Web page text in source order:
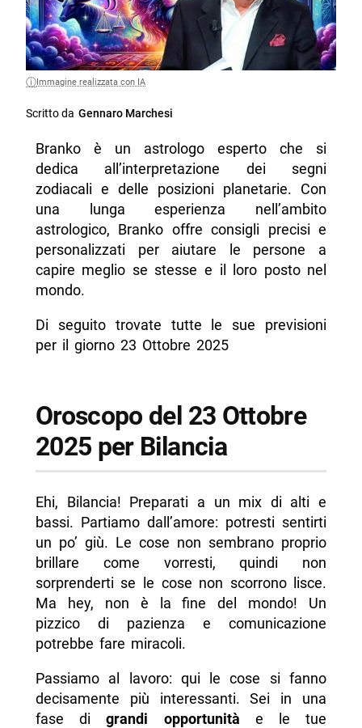
Immagine realizzata con IA
Scritto da Gennaro Marchesi
Branko è un astrologo esperto che si
dedica all’interpretazione dei segni
zodiacali e delle posizioni planetarie. Con
una lunga esperienza nell’ambito
astrologico, Branko offre consigli precisi e
personalizzati per aiutare le persone a
capire meglio se stesse e il loro posto nel
mondo.
Di seguito trovate tutte le sue previsioni
per il giorno 23 Ottobre 2025
Oroscopo del 23 Ottobre
2025 per Bilancia
Ehi, Bilancia! Preparati a un mix di alti e
bassi. Partiamo dall’amore: potresti sentirti
un po’ giù. Le cose non sembrano proprio
brillare come vorresti, quindi non
sorprenderti se le cose non scorrono lisce.
Ma hey, non è la fine del mondo! Un
pizzico di pazienza e comunicazione
potrebbe fare miracoli.
Passiamo al lavoro: qui le cose si fanno
decisamente più interessanti. Sei in una
fase digrandi opportunità e le tue